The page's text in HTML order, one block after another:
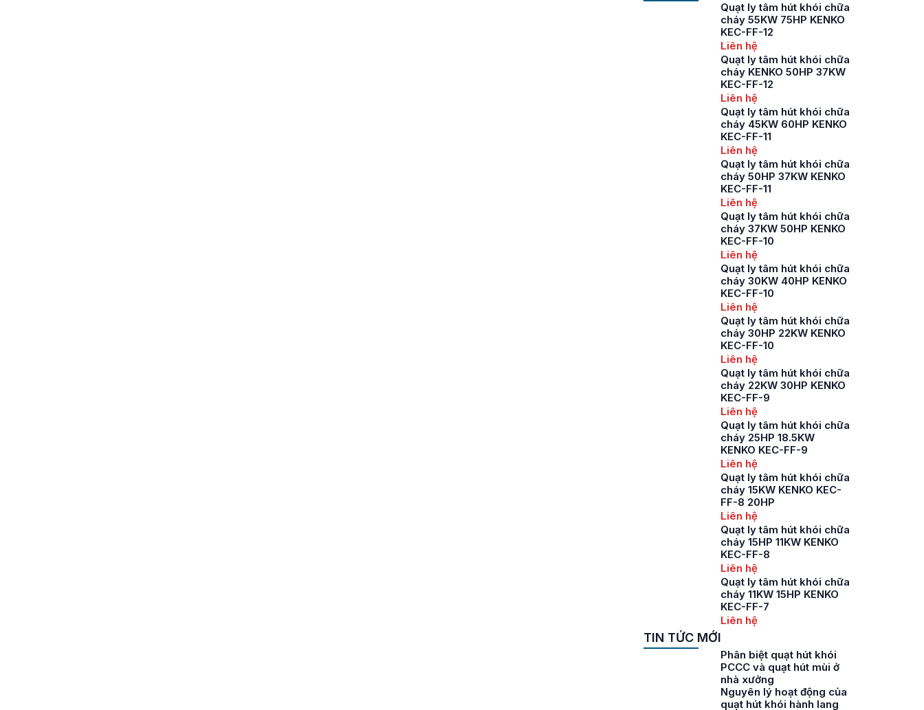
Quạt ly tâm hút khói chữa
cháy 55KW 75HP KENKO
KEC-FF-12
Liên hệ
Quạt ly tâm hút khói chữa
cháy KENKO 50HP 37KW
KEC-FF-12
Liên hệ
Quạt ly tâm hút khói chữa
cháy 45KW 60HP KENKO
KEC-FF-11
Liên hệ
Quạt ly tâm hút khói chữa
cháy 50HP 37KW KENKO
KEC-FF-11
Liên hệ
Quạt ly tâm hút khói chữa
cháy 37KW 50HP KENKO
KEC-FF-10
Liên hệ
Quạt ly tâm hút khói chữa
cháy 30KW 40HP KENKO
KEC-FF-10
Liên hệ
Quạt ly tâm hút khói chữa
cháy 30HP 22KW KENKO
KEC-FF-10
Liên hệ
Quạt ly tâm hút khói chữa
cháy 22KW 30HP KENKO
KEC-FF-9
Liên hệ
Quạt ly tâm hút khói chữa
cháy 25HP 18.5KW
KENKO KEC-FF-9
Liên hệ
Quạt ly tâm hút khói chữa
cháy 15KW KENKO KEC-
FF-8 20HP
Liên hệ
Quạt ly tâm hút khói chữa
cháy 15HP 11KW KENKO
KEC-FF-8
Liên hệ
Quạt ly tâm hút khói chữa
cháy 11KW 15HP KENKO
KEC-FF-7
Liên hệ
TIN TỨC MỚI
Phân biệt quạt hút khói
PCCC và quạt hút mùi ở
nhà xưởng
Nguyên lý hoạt động của
quạt hút khói hành lang